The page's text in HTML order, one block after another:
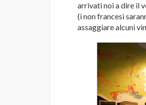
arrivati noi a dire il
(i non francesi
assaggiare alcuni